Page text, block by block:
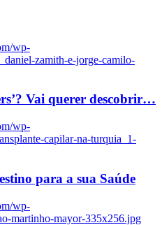
wp-
zamith-e-jorge-camilo-
Vai querer descobrir…
wp-
capilar-na-turquia_1-
para a sua Saúde
wp-
martinho-mayor-335x256.jpg